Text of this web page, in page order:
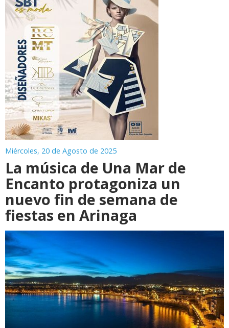
Miércoles, 20 de Agosto de 2025
La música de Una Mar de
Encanto protagoniza un
nuevo fin de semana de
fiestas en Arinaga